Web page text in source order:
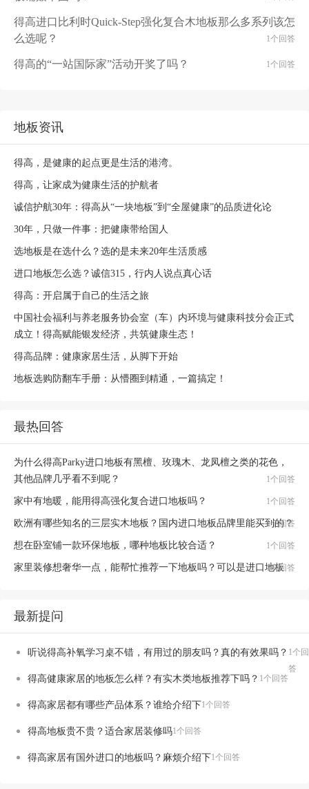
得高进口比利时Quick-Step强化复合木地板那么多系列该怎
么选呢？
1个回答
得高的“一站国际家”活动开奖了吗？ 1个回答
地板资讯
得高，是健康的起点更是生活的港湾。
得高，让家成为健康生活的护航者
诚信护航30年：得高从“一块地板”到“全屋健康”的品质进化论
30年，只做一件事：把健康带给国人
选地板是在选什么？选的是未来20年生活质感
进口地板怎么选？诚信315，行内人说点真心话
得高：开启属于自己的生活之旅
中国社会福利与养老服务协会室（车）内环境与健康科技分会正式
成立！得高赋能银发经济，共筑健康生态！
得高品牌：健康家居生活，从脚下开始
地板选购防翻车手册：从懵圈到精通，一篇搞定！
最热回答
为什么得高Parky进口地板有黑檀、玫瑰木、龙凤檀之类的花色，
其他品牌几乎看不到呢？
1个回答
家中有地暖，能用得高强化复合进口地板吗？ 1个回答
欧洲有哪些知名的三层实木地板？国内进口地板品牌里能买到的？
1个回答
想在卧室铺一款环保地板，哪种地板比较合适？ 1个回答
家里装修想奢华一点，能帮忙推荐一下地板吗？可以是进口地板
1个回答
最新提问
听说得高补氧学习桌不错，有用过的朋友吗？真的有效果吗？ 1个回
答
得高健康家居的地板怎么样？有实木类地板推荐下吗？ 1个回答
得高家居都有哪些产品体系？谁给介绍下1个回答
得高地板贵不贵？适合家居装修吗1个回答
得高家居有国外进口的地板吗？麻烦介绍下1个回答